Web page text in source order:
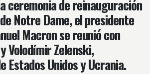
ceremonia de reinauguración
Notre Dame, el presidente
Macron se reunió con
Volodímir Zelenski,
Estados Unidos y Ucrania.